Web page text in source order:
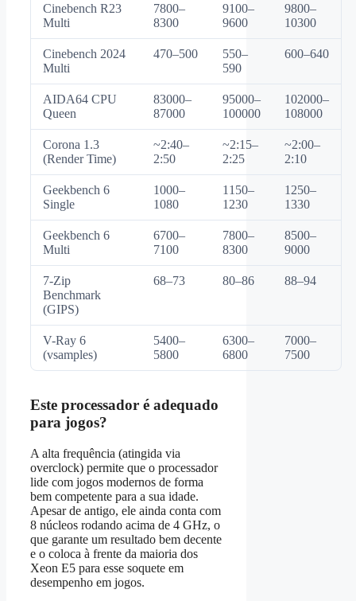
Cinebench R23
Multi
7800–
8300
9100–
9600
9800–
10300
Cinebench 2024
Multi
470–500
550–
590
600–640
AIDA64 CPU
Queen
83000–
87000
95000–
100000
102000–
108000
Corona 1.3
(Render Time)
~2:40–
2:50
~2:15–
2:25
~2:00–
2:10
Geekbench 6
Single
1000–
1080
1150–
1230
1250–
1330
Geekbench 6
Multi
6700–
7100
7800–
8300
8500–
9000
7-Zip
Benchmark
(GIPS)
68–73 80–86 88–94
V-Ray 6
(vsamples)
5400–
5800
6300–
6800
7000–
7500
Este processador é adequado
para jogos?
A alta frequência (atingida via
overclock) permite que o processador
lide com jogos modernos de forma
bem competente para a sua idade.
Apesar de antigo, ele ainda conta com
8 núcleos rodando acima de 4 GHz, o
que garante um resultado bem decente
e o coloca à frente da maioria dos
Xeon E5 para esse soquete em
desempenho em jogos.